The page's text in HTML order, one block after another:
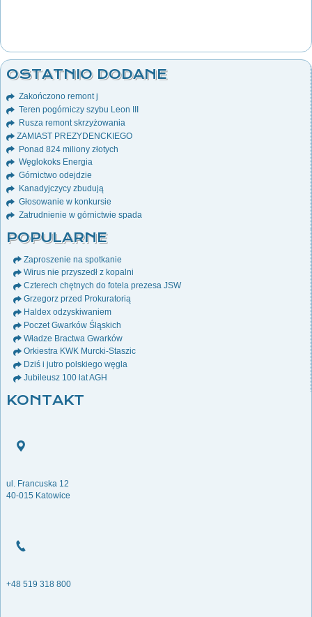
OSTATNIO DODANE
Zakończono remont j
Teren pogórniczy szybu Leon III
Rusza remont skrzyżowania
ZAMIAST PREZYDENCKIEGO
Ponad 824 miliony złotych
Węglokoks Energia
Górnictwo odejdzie
Kanadyjczycy zbudują
Głosowanie w konkursie
Zatrudnienie w górnictwie spada
POPULARNE
Zaproszenie na spotkanie
Wirus nie przyszedł z kopalni
Czterech chętnych do fotela prezesa JSW
Grzegorz przed Prokuratorią
Haldex odzyskiwaniem
Poczet Gwarków Śląskich
Władze Bractwa Gwarków
Orkiestra KWK Murcki-Staszic
Dziś i jutro polskiego węgla
Jubileusz 100 lat AGH
KONTAKT
ul. Francuska 12
40-015 Katowice
+48 519 318 800